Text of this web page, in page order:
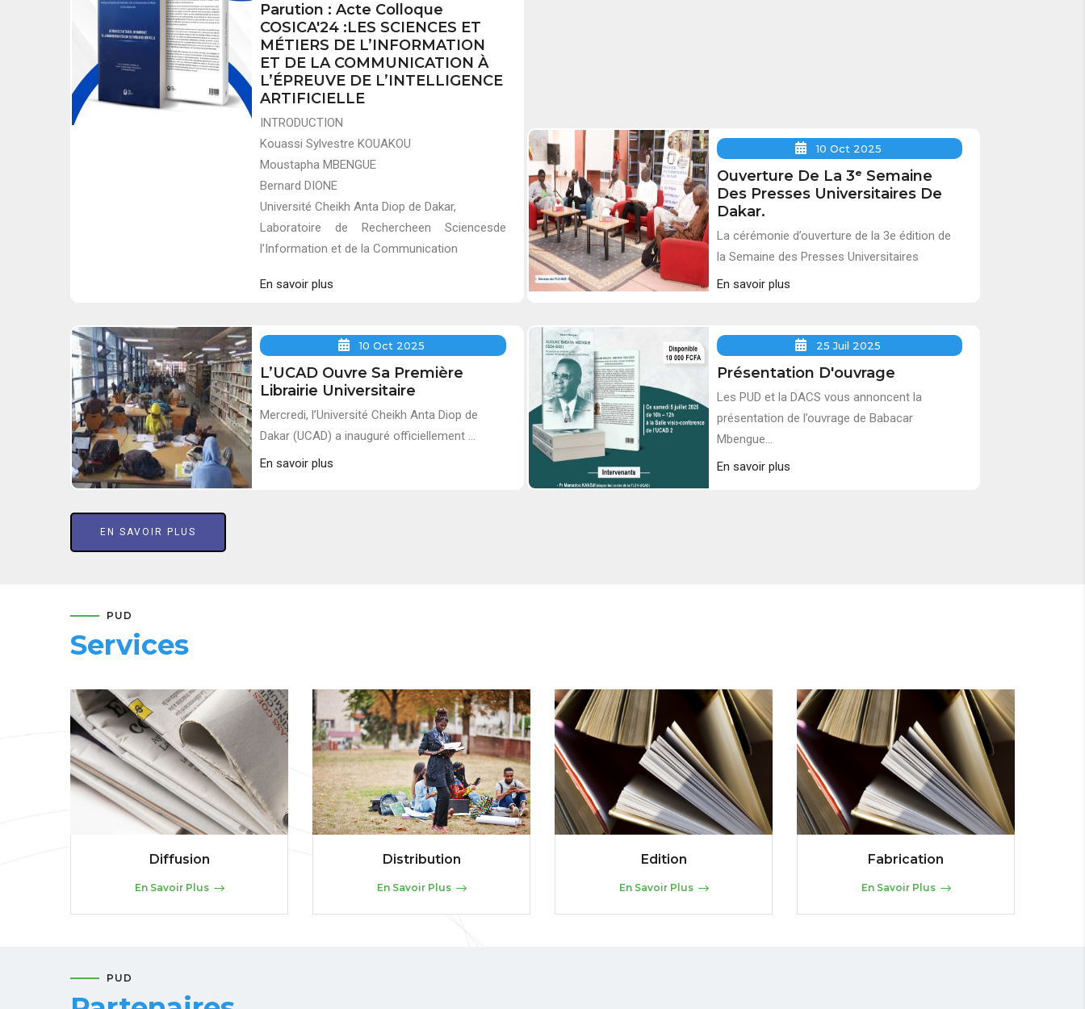
Parution : Acte Colloque
COSICA'24 :LES SCIENCES ET
MÉTIERS DE L’INFORMATION
ET DE LA COMMUNICATION À
L’ÉPREUVE DE L’INTELLIGENCE
ARTIFICIELLE
INTRODUCTION
Kouassi Sylvestre KOUAKOU
Moustapha MBENGUE
Bernard DIONE
Université Cheikh Anta Diop de Dakar,
Laboratoire de Rechercheen Sciencesde
l’Information et de la Communication
En savoir plus
10 Oct 2025
Ouverture De La 3ᵉ Semaine
Des Presses Universitaires De
Dakar.
La cérémonie d’ouverture de la 3e édition de
la Semaine des Presses Universitaires
En savoir plus
10 Oct 2025
L’UCAD Ouvre Sa Première
Librairie Universitaire
Mercredi, l’Université Cheikh Anta Diop de
Dakar (UCAD) a inauguré officiellement ...
En savoir plus
25 Juil 2025
Présentation D'ouvrage
Les PUD et la DACS vous annoncent la
présentation de l’ouvrage de Babacar
Mbengue...
En savoir plus
EN SAVOIR PLUS
PUD
Services
Diffusion
En Savoir Plus
Distribution
En Savoir Plus
Edition
En Savoir Plus
Fabrication
En Savoir Plus
PUD